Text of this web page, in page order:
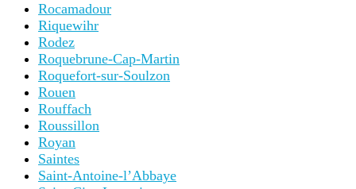
Rocamadour
Riquewihr
Rodez
Roquebrune-Cap-Martin
Roquefort-sur-Soulzon
Rouen
Rouffach
Roussillon
Royan
Saintes
Saint-Antoine-l’Abbaye